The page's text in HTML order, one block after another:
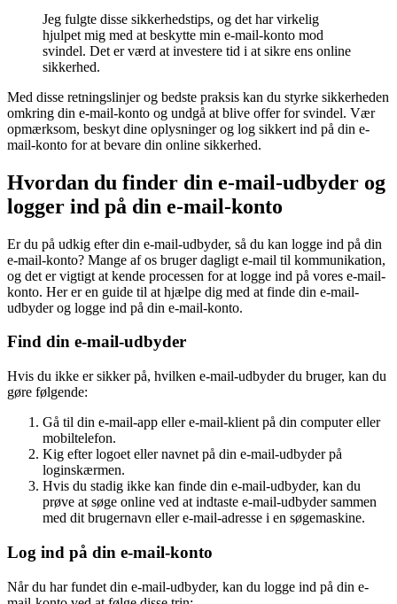
Jeg fulgte disse sikkerhedstips, og det har virkelig
hjulpet mig med at beskytte min e-mail-konto mod
svindel. Det er værd at investere tid i at sikre ens online
sikkerhed.
Med disse retningslinjer og bedste praksis kan du styrke sikkerheden
omkring din e-mail-konto og undgå at blive offer for svindel. Vær
opmærksom, beskyt dine oplysninger og log sikkert ind på din e-
mail-konto for at bevare din online sikkerhed.
Hvordan du finder din e-mail-udbyder og
logger ind på din e-mail-konto
Er du på udkig efter din e-mail-udbyder, så du kan logge ind på din
e-mail-konto? Mange af os bruger dagligt e-mail til kommunikation,
og det er vigtigt at kende processen for at logge ind på vores e-mail-
konto. Her er en guide til at hjælpe dig med at finde din e-mail-
udbyder og logge ind på din e-mail-konto.
Find din e-mail-udbyder
Hvis du ikke er sikker på, hvilken e-mail-udbyder du bruger, kan du
gøre følgende:
Gå til din e-mail-app eller e-mail-klient på din computer eller
mobiltelefon.
Kig efter logoet eller navnet på din e-mail-udbyder på
loginskærmen.
Hvis du stadig ikke kan finde din e-mail-udbyder, kan du
prøve at søge online ved at indtaste e-mail-udbyder sammen
med dit brugernavn eller e-mail-adresse i en søgemaskine.
Log ind på din e-mail-konto
Når du har fundet din e-mail-udbyder, kan du logge ind på din e-